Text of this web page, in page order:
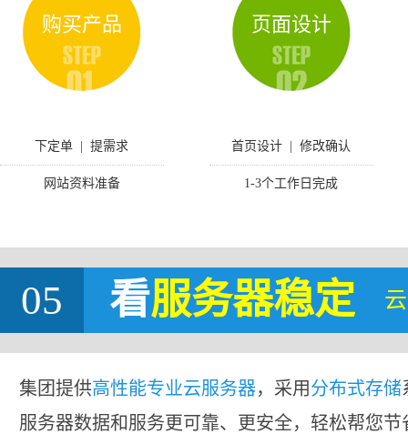
购买产品
下定单 | 提需求
网站资料准备
页面设计
首页设计 | 修改确认
1-3个工作日完成
05 看服务器稳定
集团提供高性能专业云服务器，采用分布式存储
服务器数据和服务更可靠、更安全，轻松帮您节